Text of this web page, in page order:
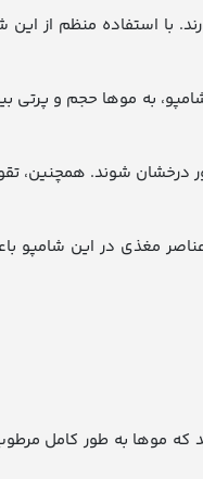
با استفاده منظم از
به موها حجم و پرتی
درخشان شوند. همچنین،
مغذی در این شامپو
که موها به طور کامل